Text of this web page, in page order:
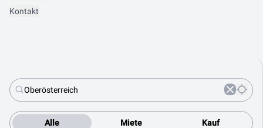
Alle Miete Kauf
Kontakt